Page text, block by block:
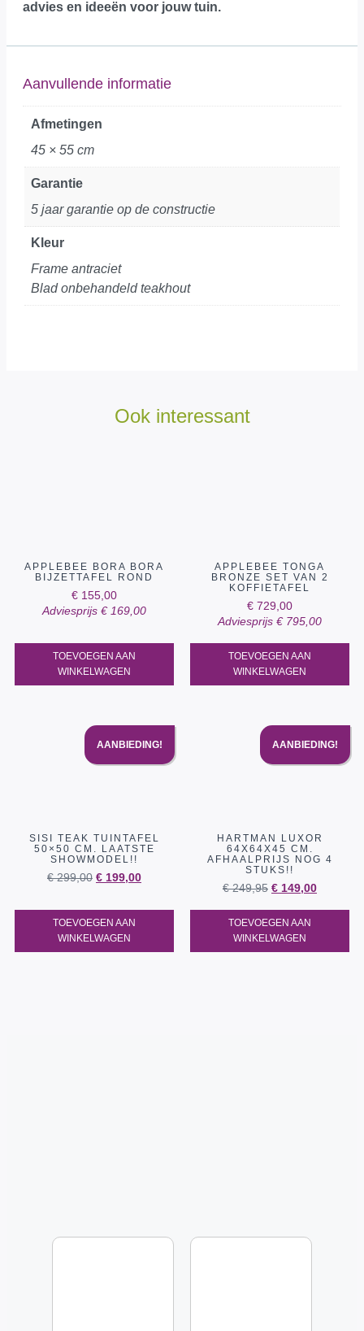
advies en ideeën voor jouw tuin.
Aanvullende informatie
Afmetingen
45 × 55 cm
Garantie
5 jaar garantie op de constructie
Kleur
Frame antraciet
Blad onbehandeld teakhout
Ook interessant
APPLEBEE BORA BORA
BIJZETTAFEL ROND
€ 155,00
Adviesprijs €169,00
TOEVOEGEN AAN
WINKELWAGEN
APPLEBEE TONGA
BRONZE SET VAN 2
KOFFIETAFEL
€ 729,00
Adviesprijs €795,00
TOEVOEGEN AAN
WINKELWAGEN
AANBIEDING!
SISI TEAK TUINTAFEL
50×50 CM. LAATSTE
SHOWMODEL!!
€299,00 € 199,00
TOEVOEGEN AAN
WINKELWAGEN
AANBIEDING!
HARTMAN LUXOR
64X64X45 CM.
AFHAALPRIJS NOG 4
STUKS!!
€249,95 € 149,00
TOEVOEGEN AAN
WINKELWAGEN